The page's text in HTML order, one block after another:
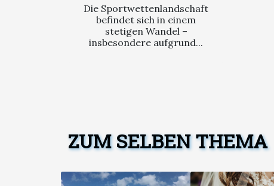
Die Sportwettenlandschaft
befindet sich in einem
stetigen Wandel –
insbesondere aufgrund...
ZUM SELBEN THEMA